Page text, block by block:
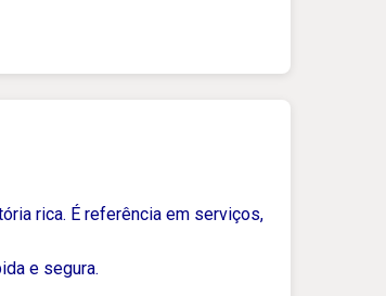
rica. É referência em serviços,
e segura.